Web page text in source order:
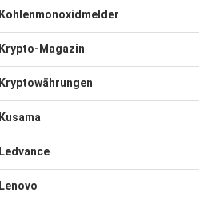
Kohlenmonoxidmelder
Krypto-Magazin
Kryptowährungen
Kusama
Ledvance
Lenovo